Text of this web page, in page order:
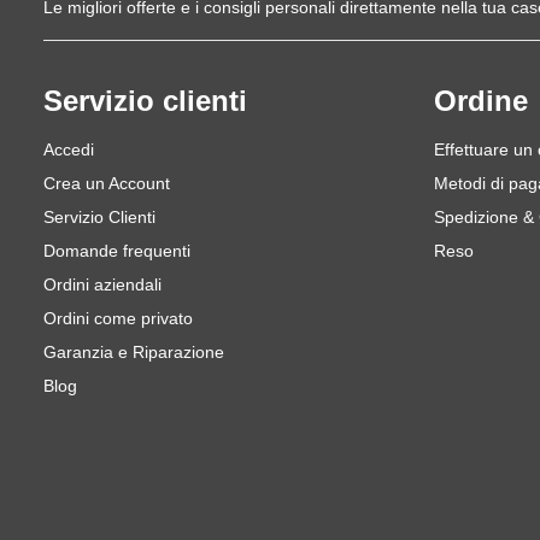
Le migliori offerte e i consigli personali direttamente nella tua
Servizio clienti
Accedi
Crea un Account
Servizio Clienti
Domande frequenti
Ordini aziendali
Ordini come privato
Garanzia e Riparazione
Blog
Ordine
Effettuare un
Metodi di
Spedizione &
Reso